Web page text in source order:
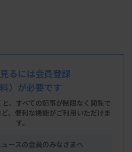
るには会員登録
料）が必要です
、すべての記事が制限なく閲覧で
、便利な機能がご利用いただけま
す。
ースの会員のみなさまへ